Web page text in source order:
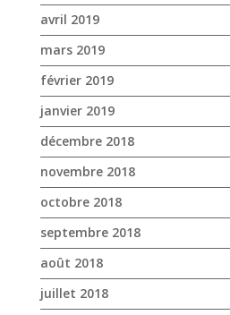
avril 2019
mars 2019
février 2019
janvier 2019
décembre 2018
novembre 2018
octobre 2018
septembre 2018
août 2018
juillet 2018